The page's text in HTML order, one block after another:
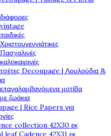
vintage
Decoupage | Λουλούδια &
μοτίβα
ζωάκια
| Rice Papers για
collection 42X30 εκ